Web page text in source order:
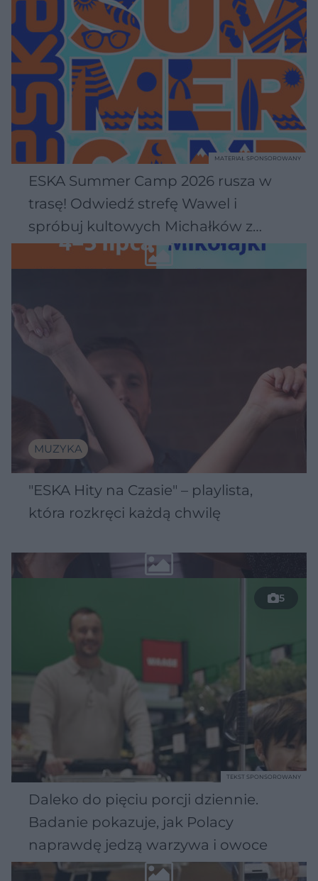
ESKA Summer Camp 2026 rusza w
trasę! Odwiedź strefę Wawel i
spróbuj kultowych Michałków z
Wawelu
MATERIAŁ SPONSOROWANY
MUZYKA
"ESKA Hity na Czasie" – playlista,
która rozkręci każdą chwilę
5
Daleko do pięciu porcji dziennie.
Badanie pokazuje, jak Polacy
naprawdę jedzą warzywa i owoce
TEKST SPONSOROWANY